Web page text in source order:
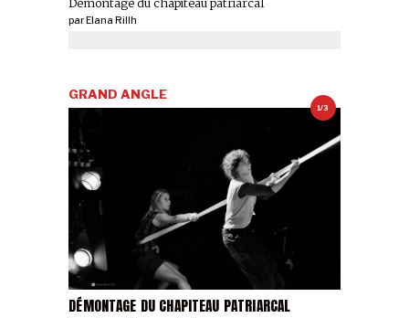
par Elana Rillh
1/3
DÉMONTAGE DU CHAPITEAU PATRIARCAL
GRAND ANGLE